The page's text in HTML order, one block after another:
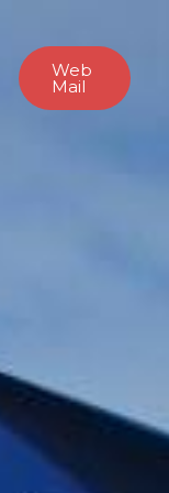
Web
Mail